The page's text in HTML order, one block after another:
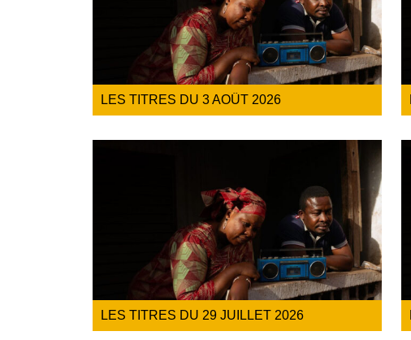
LES TITRES DU 3 AOÛT 2026
LES TITRES DU 29 JUILLET 2026